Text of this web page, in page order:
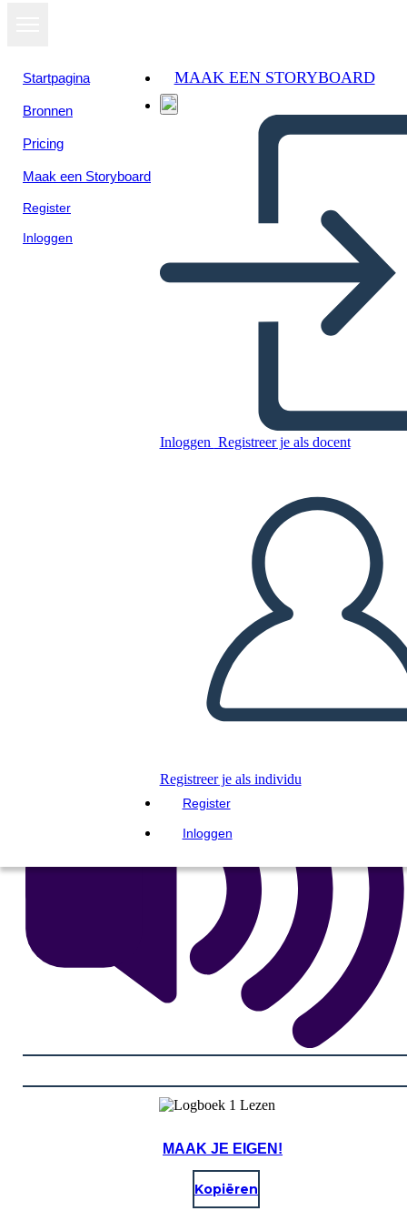
Startpagina
Bronnen
Pricing
Maak een Storyboard
Register
Inloggen
MAAK EEN STORYBOARD
Inloggen Registreer je als docent
Registreer je als individu
Register
Inloggen
Logboek 1 Lezen
Kopieer dit Storyboard
MAAK EEN STORYBOARD
DIAVOORSTELLING AFSPELEN
LEES MIJ VOOR
MAAK JE EIGEN!
Kopiëren